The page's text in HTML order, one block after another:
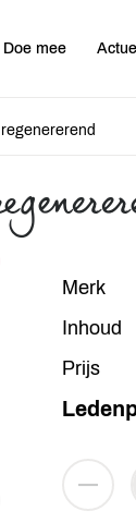
Doe mee
Merk
Inhoud
Prijs